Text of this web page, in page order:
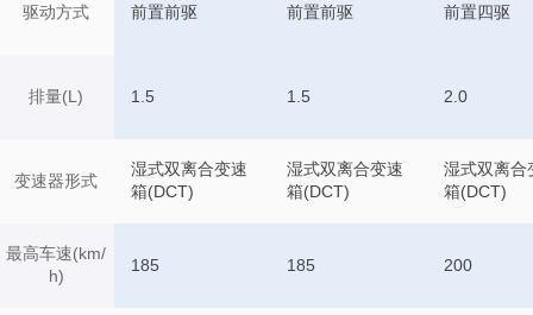
驱动方式
排量(L)
变速器形式
最高车速(km/
h)
前置前驱 前置前驱 前置四驱
1.5 1.5 2.0
湿式双离合变速
箱(DCT)
湿式双离合变速
箱(DCT)
湿式双离合
箱(DCT)
185 185 200